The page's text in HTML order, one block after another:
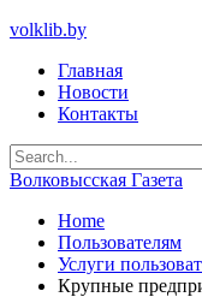
volklib.by
Главная
Новости
Контакты
Волковысская Газета
Home
Пользователям
Услуги
Крупные